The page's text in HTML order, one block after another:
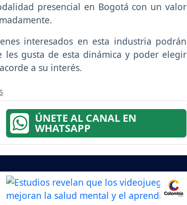
presencial en Bogotá con un valor
interesados en esta industria podrán
gusta de esta dinámica y poder elegir
a su interés.
ÚNETE AL CANAL EN
WHATSAPP